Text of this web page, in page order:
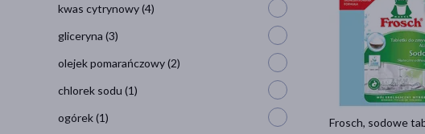
Frosch, sodowe
kwas cytrynowy(4)
gliceryna (3)
olejek pomarańczowy(2)
chlorek sodu (1)
ogórek(1)